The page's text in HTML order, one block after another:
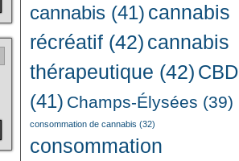
cannabis (41) cannabis
récréatif (42) cannabis
thérapeutique (42) CBD
(41) Champs-Élysées (39)
consommation de cannabis (32)
consommation